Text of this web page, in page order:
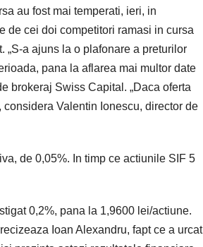
au fost mai temperati, ieri, in
de cei doi competitori ramasi in cursa
a ajuns la o plafonare a preturilor
pana la aflarea mai multor date
brokeraj Swiss Capital. „Daca oferta
Valentin Ionescu, director de
de 0,05%. In timp ce actiunile SIF 5
0,2%, pana la 1,9600 lei/actiune.
Ioan Alexandru, fapt ce a urcat